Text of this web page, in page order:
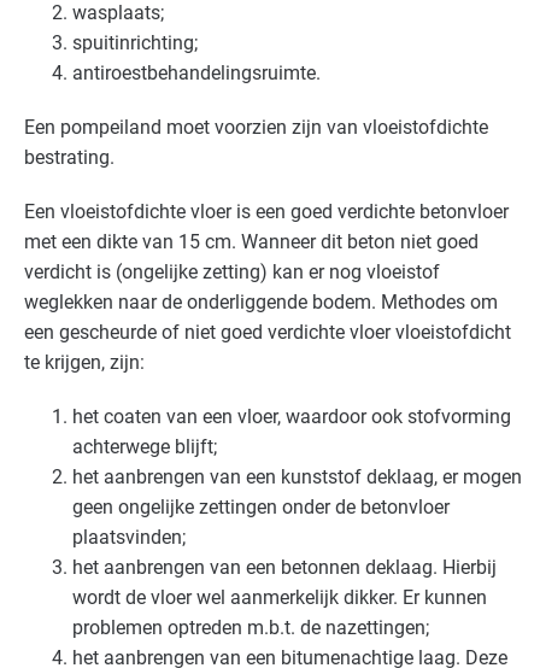
wasplaats;
spuitinrichting;
antiroestbehandelingsruimte.
Een pompeiland moet voorzien zijn van vloeistofdichte
bestrating.
Een vloeistofdichte vloer is een goed verdichte betonvloer
met een dikte van 15 cm. Wanneer dit beton niet goed
verdicht is (ongelijke zetting) kan er nog vloeistof
weglekken naar de onderliggende bodem. Methodes om
een gescheurde of niet goed verdichte vloer vloeistofdicht
te krijgen, zijn:
het coaten van een vloer, waardoor ook stofvorming
achterwege blijft;
het aanbrengen van een kunststof deklaag, er mogen
geen ongelijke zettingen onder de betonvloer
plaatsvinden;
het aanbrengen van een betonnen deklaag. Hierbij
wordt de vloer wel aanmerkelijk dikker. Er kunnen
problemen optreden m.b.t. de nazettingen;
het aanbrengen van een bitumenachtige laag. Deze